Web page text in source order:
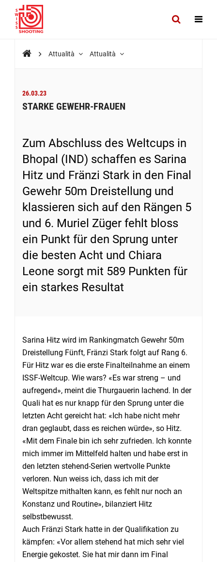
Attualità Attualità
26.03.23
STARKE GEWEHR-FRAUEN
Zum Abschluss des Weltcups in
Bhopal (IND) schaffen es Sarina
Hitz und Fränzi Stark in den Final
Gewehr 50m Dreistellung und
klassieren sich auf den Rängen 5
und 6. Muriel Züger fehlt bloss
ein Punkt für den Sprung unter
die besten Acht und Chiara
Leone sorgt mit 589 Punkten für
ein starkes Resultat
Sarina Hitz wird im Rankingmatch Gewehr 50m
Dreistellung Fünft, Fränzi Stark folgt auf Rang 6.
Für Hitz war es die erste Finalteilnahme an einem
ISSF-Weltcup. Wie wars? «Es war streng – und
aufregend», meint die Thurgauerin lachend. In der
Quali hat es nur knapp für den Sprung unter die
letzten Acht gereicht hat: «Ich habe nicht mehr
dran geglaubt, dass es reichen würde», so Hitz.
«Mit dem Finale bin ich sehr zufrieden. Ich konnte
mich immer im Mittelfeld halten und habe erst in
den letzten stehend-Serien wertvolle Punkte
verloren. Nun weiss ich, dass ich mit der
Weltspitze mithalten kann, es fehlt nur noch an
Konstanz und Routine», bilanziert Hitz
selbstbewusst.
Auch Fränzi Stark hatte in der Qualifikation zu
kämpfen: «Vor allem stehend hat mich sehr viel
Energie gekostet. Sie hat mir dann im Final